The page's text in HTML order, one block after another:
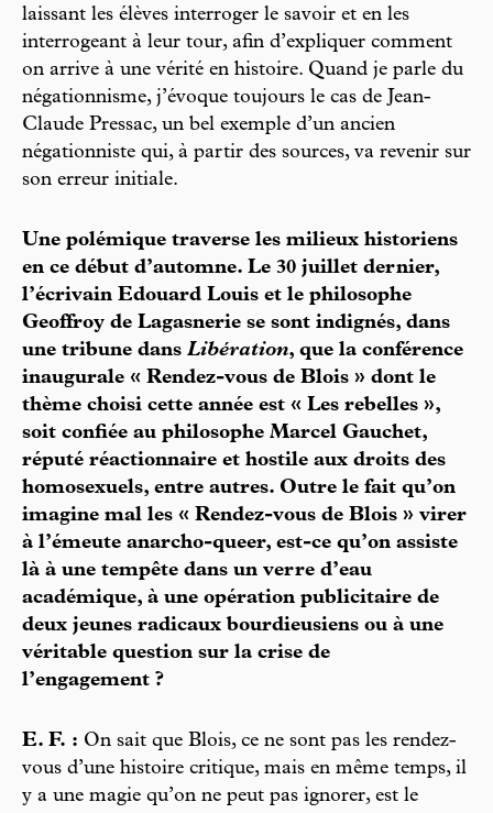
laissant les élèves interroger le savoir et en les
interrogeant à leur tour, afin d’expliquer comment
on arrive à une vérité en histoire. Quand je parle du
négationnisme, j’évoque toujours le cas de Jean-
Claude Pressac, un bel exemple d’un ancien
négationniste qui, à partir des sources, va revenir sur
son erreur initiale.
Une polémique traverse les milieux historiens
en ce début d’automne. Le 30 juillet dernier,
l’écrivain Edouard Louis et le philosophe
Geoffroy de Lagasnerie se sont indignés, dans
une tribune dans Libération, que la conférence
inaugurale « Rendez-vous de Blois » dont le
thème choisi cette année est « Les rebelles »,
soit confiée au philosophe Marcel Gauchet,
réputé réactionnaire et hostile aux droits des
homosexuels, entre autres. Outre le fait qu’on
imagine mal les « Rendez-vous de Blois » virer
à l’émeute anarcho-queer, est-ce qu’on assiste
là à une tempête dans un verre d’eau
académique, à une opération publicitaire de
deux jeunes radicaux bourdieusiens ou à une
véritable question sur la crise de
l’engagement ?
E. F. : On sait que Blois, ce ne sont pas les rendez-
vous d’une histoire critique, mais en même temps, il
y a une magie qu’on ne peut pas ignorer, est le